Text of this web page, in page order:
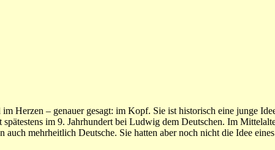
Herzen – genauer gesagt: im Kopf. Sie ist historisch eine junge
im 9. Jahrhundert bei Ludwig dem Deutschen. Im
mehrheitlich Deutsche. Sie hatten aber noch nicht die Idee